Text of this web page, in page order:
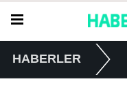
HABERLER